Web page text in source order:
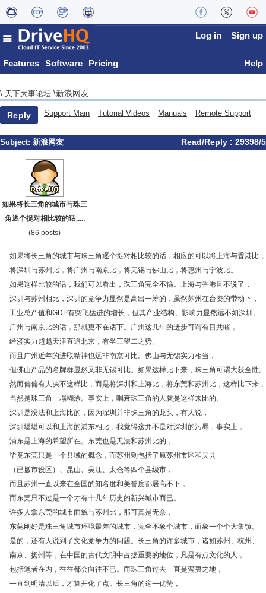
Features Software Pricing
Log in Sign up
Help
\ 天下大事论坛 \新浪网友
Reply Support Main Tutorial Videos Manuals Remote Support
Subject: 新浪网友 Read/Reply : 29398/5
如果将长三角的城市与珠三
角逐个捉对相比较的话.....
(86 posts)
如果将长三角的城市与珠三角逐个捉对相比较的话，相应的可以将上海与香港比，
将深圳与苏州比，将广州与南京比，将无锡与佛山比，将惠州与宁波比。
如果这样比较的话，我们可以看出，珠三角完全不输。上海与香港且不说了，
深圳与苏州相比，深圳的竞争力显然是高出一筹的，虽然苏州在台资的带动下，
工业总产值和GDP有突飞猛进的增长，但其产业结构、影响力显然远不如深圳。
广州与南京比的话，那就更不在话下。广州这几年的进步可谓有目共睹，
经济实力超越天津直追北京，有坐三望二之势。
而且广州近年的进取精神也远非南京可比。佛山与无锡实力相当，
但佛山产品的名牌群显然又非无锡可比。如果这样比下来，珠三角可谓大获全胜。
然而偏偏有人决不这样比，而是将深圳和上海比，将东莞和苏州比，这样比下来，
当然是珠三角一塌糊涂。事实上，唱衰珠三角的人就是这样来比的。
深圳是没法和上海比的，因为深圳并非珠三角的龙头，有人说，
深圳堪堪可以和上海的浦东相比，我觉得这并不是对深圳的污辱，事实上，
浦东是上海的希望所在。东莞也是无法和苏州比的，
毕竟东莞只是一个县域的概念，而苏州则包括了原苏州市区和吴县
（已撤市设区）、昆山、吴江、太仓等四个县级市，
而且苏州一直以来在全国的知名度和美誉度都居高不下，
而东莞只不过是一个才有十几年历史的新兴城市而已。
许多人拿东莞的城市面貌与苏州比，那可真是无奈，
东莞刚好是珠三角城市环境最差的城市，完全不象个城市，而象一个个大集镇。
是的，还有人说到了文化竞争力的问题。长三角的许多城市，诸如苏州、杭州、
南京、扬州等，在中国的古代文明中占据重要的地位，凡是有点文化的人，
包括笔者在内，往往都会向往不已。而珠三角过去一直是蛮夷之地，
一直到明清以后，才算开化了点。长三角的这一优势，